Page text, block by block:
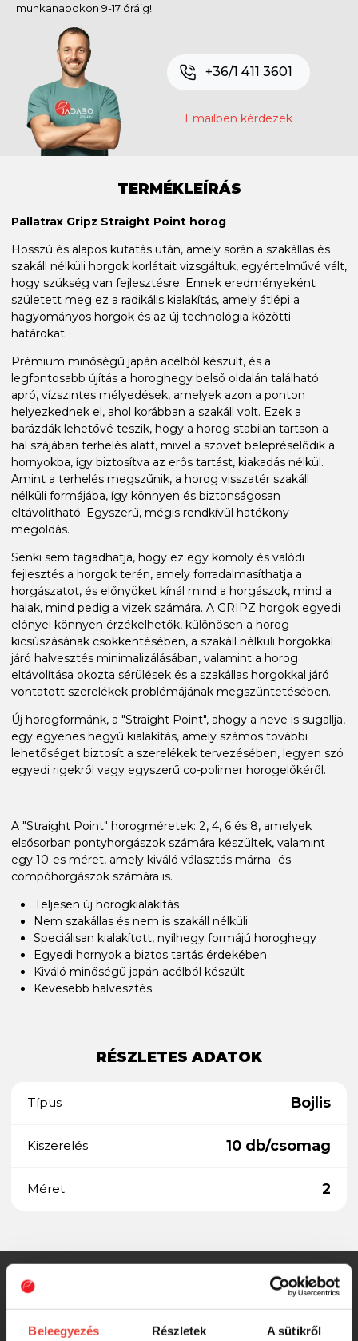
Beleegyezés Részletek A sütikről
munkanapokon 9-17 óráig!
+36/1 411 3601
Emailben kérdezek
TERMÉKLEÍRÁS
Pallatrax Gripz Straight Point horog
Hosszú és alapos kutatás után, amely során a szakállas és
szakáll nélküli horgok korlátait vizsgáltuk, egyértelművé vált,
hogy szükség van fejlesztésre. Ennek eredményeként
született meg ez a radikális kialakítás, amely átlépi a
hagyományos horgok és az új technológia közötti
határokat.
Prémium minőségű japán acélból készült, és a
legfontosabb újítás a horoghegy belső oldalán található
apró, vízszintes mélyedések, amelyek azon a ponton
helyezkednek el, ahol korábban a szakáll volt. Ezek a
barázdák lehetővé teszik, hogy a horog stabilan tartson a
hal szájában terhelés alatt, mivel a szövet belepréselődik a
hornyokba, így biztosítva az erős tartást, kiakadás nélkül.
Amint a terhelés megszűnik, a horog visszatér szakáll
nélküli formájába, így könnyen és biztonságosan
eltávolítható. Egyszerű, mégis rendkívül hatékony
megoldás.
Senki sem tagadhatja, hogy ez egy komoly és valódi
fejlesztés a horgok terén, amely forradalmasíthatja a
horgászatot, és előnyöket kínál mind a horgászok, mind a
halak, mind pedig a vizek számára. A GRIPZ horgok egyedi
előnyei könnyen érzékelhetők, különösen a horog
kicsúszásának csökkentésében, a szakáll nélküli horgokkal
járó halvesztés minimalizálásában, valamint a horog
eltávolítása okozta sérülések és a szakállas horgokkal járó
vontatott szerelékek problémájának megszüntetésében.
Új horogformánk, a "Straight Point", ahogy a neve is sugallja,
egy egyenes hegyű kialakítás, amely számos további
lehetőséget biztosít a szerelékek tervezésében, legyen szó
egyedi rigekről vagy egyszerű co-polimer horogelőkéről.
A "Straight Point" horogméretek: 2, 4, 6 és 8, amelyek
elsősorban pontyhorgászok számára készültek, valamint
egy 10-es méret, amely kiváló választás márna- és
compóhorgászok számára is.
Teljesen új horogkialakítás
Nem szakállas és nem is szakáll nélküli
Speciálisan kialakított, nyílhegy formájú horoghegy
Egyedi hornyok a biztos tartás érdekében
Kiváló minőségű japán acélból készült
Kevesebb halvesztés
RÉSZLETES ADATOK
Típus Bojlis
Kiszerelés 10 db/csomag
Méret 2
SZINTÉN KIVÁLÓAK
HAYABUSA BIL288 NRB HOROG 02